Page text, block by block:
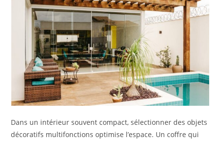
Dans un intérieur souvent compact, sélectionner des objets
décoratifs multifonctions optimise l’espace. Un coffre qui